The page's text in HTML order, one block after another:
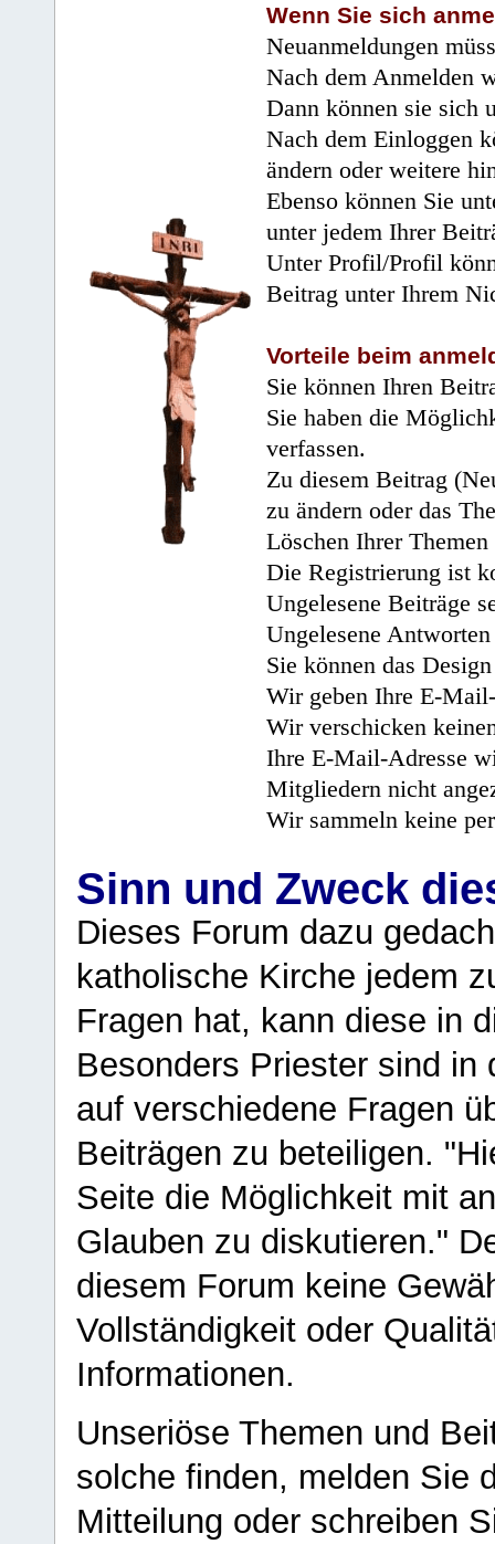
Wenn Sie sich
Neuanmeldungen
Nach dem Anmelden
Dann können sie sich
Nach dem Einloggen
ändern oder weitere
Ebenso können Sie
unter jedem Ihrer
Unter Profil/Profil
Beitrag unter Ihrem
Vorteile beim
Sie können Ihren
Sie haben die
verfassen.
Zu diesem Beitrag
zu ändern oder das
Löschen Ihrer
Die Registrierung ist
Ungelesene Beiträge
Ungelesene
Sie können das
Wir geben Ihre E-
Wir verschicken
Ihre E-Mail-Adresse
Mitgliedern nicht
Wir sammeln keine
Sinn und Zweck
Dieses Forum dazu
katholische Kirche jedem
Fragen hat, kann diese in
Besonders Priester sind in
auf verschiedene Fragen
Beiträgen zu beteiligen.
Seite die Möglichkeit mit
Glauben zu diskutieren."
diesem Forum keine
Vollständigkeit oder
Informationen.
Unseriöse Themen und
solche finden, melden Sie
Mitteilung oder schreiben